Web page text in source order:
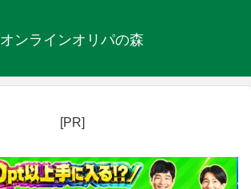
オンラインオリパの森
[PR]